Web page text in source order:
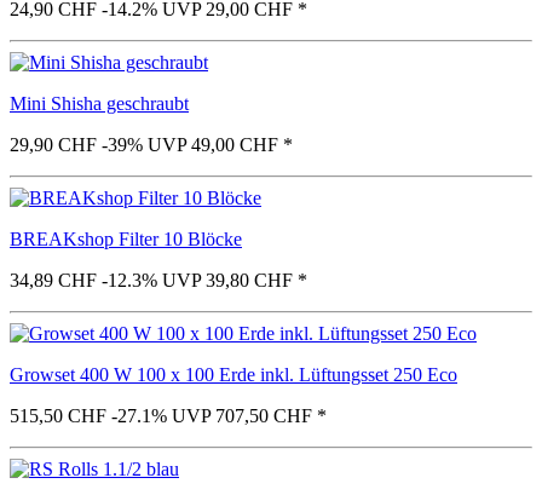
24,90 CHF -14.2% UVP 29,00 CHF *
Mini Shisha geschraubt
29,90 CHF -39% UVP 49,00 CHF *
BREAKshop Filter 10 Blöcke
34,89 CHF -12.3% UVP 39,80 CHF *
Growset 400 W 100 x 100 Erde inkl. Lüftungsset 250 Eco
515,50 CHF -27.1% UVP 707,50 CHF *